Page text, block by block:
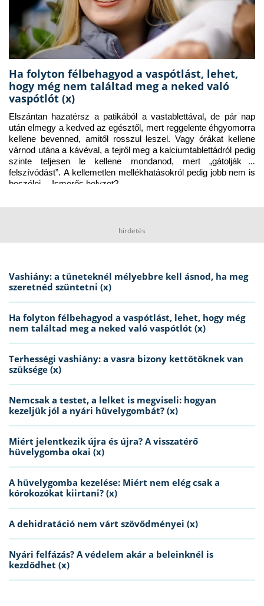
Ha folyton félbehagyod a vaspótlást, lehet,
hogy még nem találtad meg a neked való
vaspótlót (x)
Elszántan hazatérsz a patikából a vastablettával, de pár nap
után elmegy a kedved az egésztől, mert reggelente éhgyomorra
kellene bevenned, amitől rosszul leszel. Vagy órákat kellene
várnod utána a kávéval, a tejről meg a kalciumtablettádról pedig
szinte teljesen le kellene mondanod, mert „gátolják a
felszívódást”. A kellemetlen mellékhatásokról pedig jobb nem is
beszélni… Ismerős helyzet?
hirdetés
Vashiány: a tüneteknél mélyebbre kell ásnod, ha meg
szeretnéd szüntetni (x)
Ha folyton félbehagyod a vaspótlást, lehet, hogy még
nem találtad meg a neked való vaspótlót (x)
Terhességi vashiány: a vasra bizony kettőtöknek van
szüksége (x)
Nemcsak a testet, a lelket is megviseli: hogyan
kezeljük jól a nyári hüvelygombát? (x)
Miért jelentkezik újra és újra? A visszatérő
hüvelygomba okai (x)
A hüvelygomba kezelése: Miért nem elég csak a
kórokozókat kiirtani? (x)
A dehidratáció nem várt szövődményei (x)
Nyári felfázás? A védelem akár a beleinknél is
kezdődhet (x)